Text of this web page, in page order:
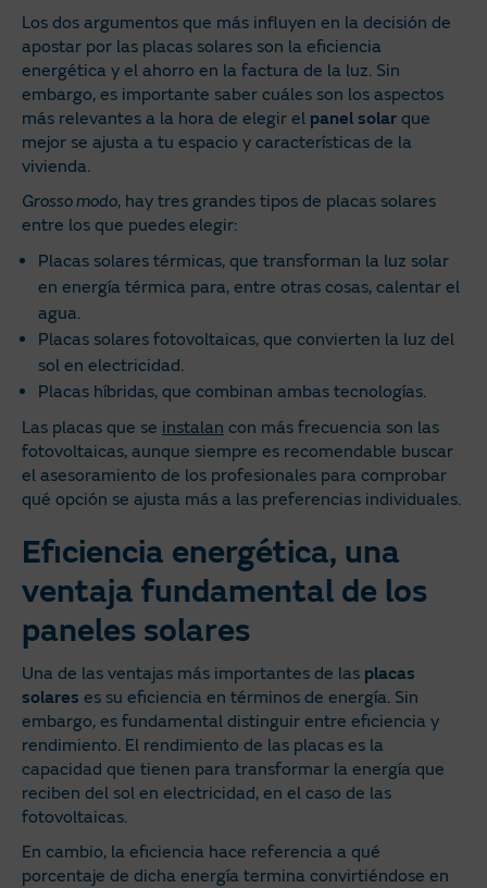
Los dos argumentos que más influyen en la decisión de
apostar por las placas solares son la eficiencia
energética y el ahorro en la factura de la luz. Sin
embargo, es importante saber cuáles son los aspectos
más relevantes a la hora de elegir el panel solar que
mejor se ajusta a tu espacio y características de la
vivienda.
Grosso modo, hay tres grandes tipos de placas solares
entre los que puedes elegir:
Placas solares térmicas, que transforman la luz solar
en energía térmica para, entre otras cosas, calentar el
agua.
Placas solares fotovoltaicas, que convierten la luz del
sol en electricidad.
Placas híbridas, que combinan ambas tecnologías.
Las placas que se instalan con más frecuencia son las
fotovoltaicas, aunque siempre es recomendable buscar
el asesoramiento de los profesionales para comprobar
qué opción se ajusta más a las preferencias individuales.
Eficiencia energética, una
ventaja fundamental de los
paneles solares
Una de las ventajas más importantes de las placas
solares es su eficiencia en términos de energía. Sin
embargo, es fundamental distinguir entre eficiencia y
rendimiento. El rendimiento de las placas es la
capacidad que tienen para transformar la energía que
reciben del sol en electricidad, en el caso de las
fotovoltaicas.
En cambio, la eficiencia hace referencia a qué
porcentaje de dicha energía termina convirtiéndose en